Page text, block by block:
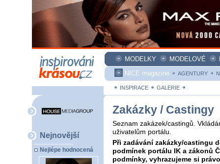
MODELKY MODELOVÉ
NICE magazine
AGENTURY
INSPIRACE GALERIE
Nejnovější
Nejlépe hodnocená
Zakázky / Castingy
Seznam zakázek/castingů.
uživatelům portálu.
Při zadávání zakázky/castingu
podmínek portálu IK a zákonů
podmínky, vyhrazujeme si